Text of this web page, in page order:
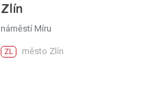
Zlín
náměstí Míru
ZL město Zlín